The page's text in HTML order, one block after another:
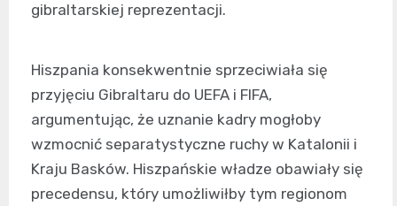
gibraltarskiej reprezentacji.
Hiszpania konsekwentnie sprzeciwiała się
przyjęciu Gibraltaru do UEFA i FIFA,
argumentując, że uznanie kadry mogłoby
wzmocnić separatystyczne ruchy w Katalonii i
Kraju Basków. Hiszpańskie władze obawiały się
precedensu, który umożliwiłby tym regionom